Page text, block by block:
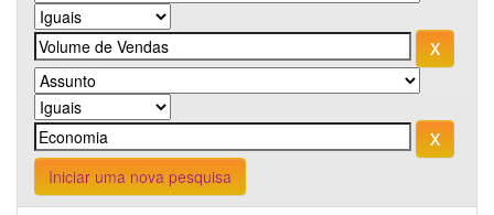
Iniciar uma nova pesquisa